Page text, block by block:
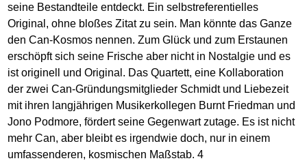
seine Bestandteile entdeckt. Ein selbstreferentielles
Original, ohne bloßes Zitat zu sein. Man könnte das Ganze
den Can-Kosmos nennen. Zum Glück und zum Erstaunen
erschöpft sich seine Frische aber nicht in Nostalgie und es
ist originell und Original. Das Quartett, eine Kollaboration
der zwei Can-Gründungsmitglieder Schmidt und Liebezeit
mit ihren langjährigen Musikerkollegen Burnt Friedman und
Jono Podmore, fördert seine Gegenwart zutage. Es ist nicht
mehr Can, aber bleibt es irgendwie doch, nur in einem
umfassenderen, kosmischen Maßstab. 4